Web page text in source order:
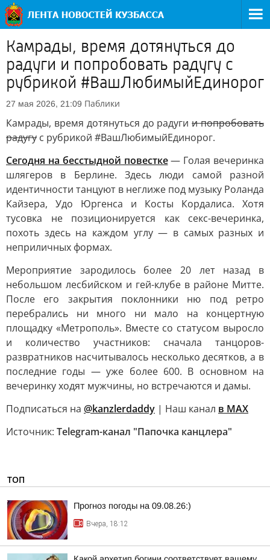
Камрады, время дотянуться до
радуги и попробовать радугу с
рубрикой #ВашЛюбимыйЕдинорог
27 мая 2026, 21:09 Паблики
Камрады, время дотянуться до радугии попробовать
радугу с рубрикой #ВашЛюбимыйЕдинорог.
Сегодня на бесстыдной повестке— Голая вечеринка
шлягеров в Берлине. Здесь люди самой разной
идентичности танцуют в неглиже под музыку Роланда
Кайзера, Удо Юргенса и Косты Кордалиса. Хотя
тусовка не позиционируется как секс-вечеринка,
похоть здесь на каждом углу — в самых разных и
неприличных формах.
Мероприятие зародилось более 20 лет назад в
небольшом лесбийском и гей-клубе в районе Митте.
После его закрытия поклонники ню под ретро
перебрались ни много ни мало на концертную
площадку «Метрополь». Вместе со статусом выросло
и количество участников: сначала танцоров-
развратников насчитывалось несколько десятков, а в
последние годы — уже более 600. В основном на
вечеринку ходят мужчины, но встречаются и дамы.
Подписаться на @kanzlerdaddy | Наш канал в MAX
Источник: Telegram-канал "Папочка канцлера"
ТОП
Прогноз погоды на 09.08.26:)
Вчера, 18:12